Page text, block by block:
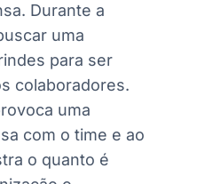
Durante a
uma
para ser
colaboradores.
uma
com o time e ao
o quanto é